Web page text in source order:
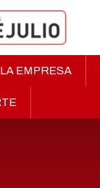
LA EMPRESA